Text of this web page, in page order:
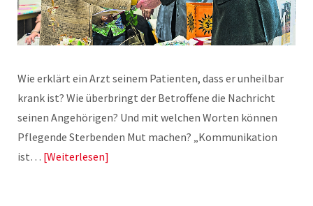
Wie erklärt ein Arzt seinem Patienten, dass er unheilbar
krank ist? Wie überbringt der Betroffene die Nachricht
seinen Angehörigen? Und mit welchen Worten können
Pflegende Sterbenden Mut machen? „Kommunikation
ist… Weiterlesen